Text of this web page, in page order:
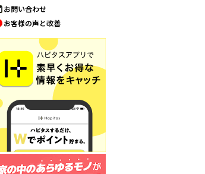
お問い合わせ
お客様の声と改善